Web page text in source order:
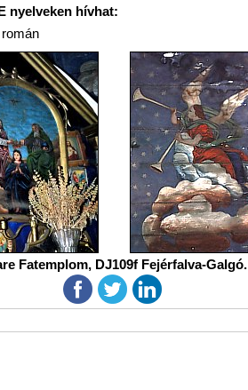
nyelveken hívhat:
román
Fatemplom, DJ109f Fejérfalva-Galgó.